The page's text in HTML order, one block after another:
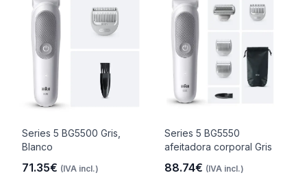
Series 5 BG5500 Gris,
Blanco
71.35€ (IVA incl.)
Series 5 BG5550
afeitadora corporal Gris
88.74€ (IVA incl.)